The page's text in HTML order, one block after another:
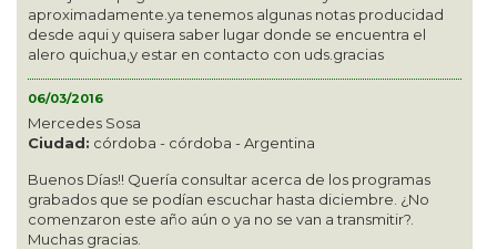
aproximadamente.ya tenemos algunas notas producidad
desde aqui y quisera saber lugar donde se encuentra el
alero quichua,y estar en contacto con uds.gracias
06/03/2016
Mercedes Sosa
Ciudad: córdoba - córdoba - Argentina
Buenos Días!! Quería consultar acerca de los programas
grabados que se podían escuchar hasta diciembre. ¿No
comenzaron este año aún o ya no se van a transmitir?.
Muchas gracias.